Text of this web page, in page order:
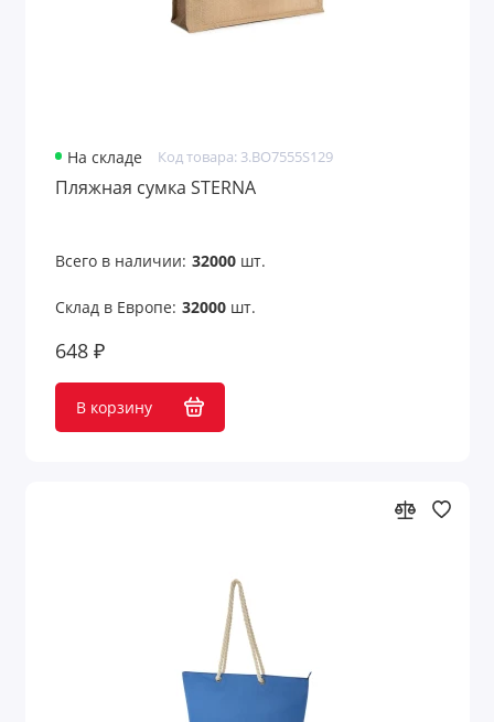
На складе Код товара: 3.BO7555S129
Пляжная сумка STERNA
Всего в наличии: 32000шт.
Склад в Европе: 32000шт.
648 ₽
В корзину